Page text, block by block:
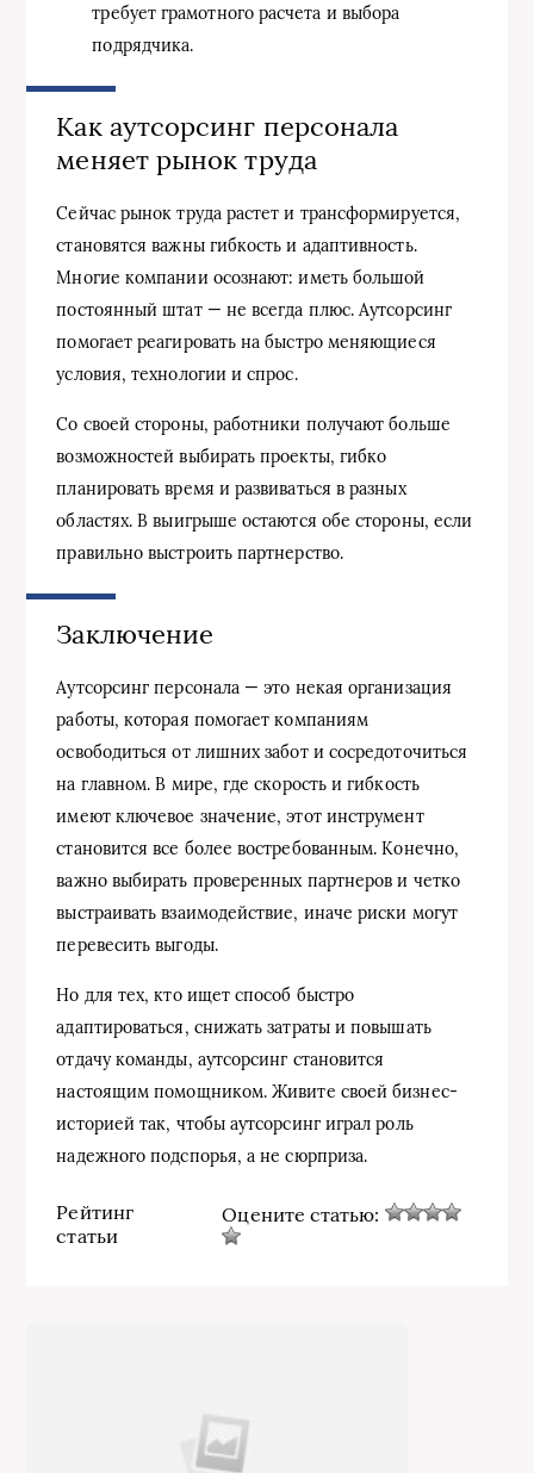
требует грамотного расчета и выбора
подрядчика.
Как аутсорсинг персонала
меняет рынок труда
Сейчас рынок труда растет и трансформируется,
становятся важны гибкость и адаптивность.
Многие компании осознают: иметь большой
постоянный штат — не всегда плюс. Аутсорсинг
помогает реагировать на быстро меняющиеся
условия, технологии и спрос.
Со своей стороны, работники получают больше
возможностей выбирать проекты, гибко
планировать время и развиваться в разных
областях. В выигрыше остаются обе стороны, если
правильно выстроить партнерство.
Заключение
Аутсорсинг персонала — это некая организация
работы, которая помогает компаниям
освободиться от лишних забот и сосредоточиться
на главном. В мире, где скорость и гибкость
имеют ключевое значение, этот инструмент
становится все более востребованным. Конечно,
важно выбирать проверенных партнеров и четко
выстраивать взаимодействие, иначе риски могут
перевесить выгоды.
Но для тех, кто ищет способ быстро
адаптироваться, снижать затраты и повышать
отдачу команды, аутсорсинг становится
настоящим помощником. Живите своей бизнес-
историей так, чтобы аутсорсинг играл роль
надежного подспорья, а не сюрприза.
Рейтинг
статьи
Оцените статью: